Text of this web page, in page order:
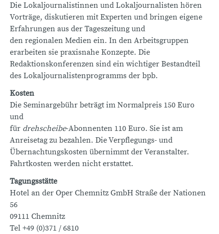
Die Lokaljournalistinnen und Lokaljournalisten hören
Vorträge, diskutieren mit Experten und bringen eigene
Erfahrungen aus der Tageszeitung und
den regionalen Medien ein. In den Arbeitsgruppen
erarbeiten sie praxisnahe Konzepte. Die
Redaktionskonferenzen sind ein wichtiger Bestandteil
des Lokaljournalistenprogramms der bpb.
Kosten
Die Seminargebühr beträgt im Normalpreis 150 Euro
und
für drehscheibe-Abonnenten 110 Euro. Sie ist am
Anreisetag zu bezahlen. Die Verpflegungs- und
Übernachtungskosten übernimmt der Veranstalter.
Fahrtkosten werden nicht erstattet.
Tagungsstätte
Hotel an der Oper Chemnitz GmbH Straße der Nationen
56
09111 Chemnitz
Tel +49 (0)371 / 6810